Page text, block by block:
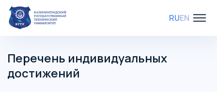
RUEN
Перечень индивидуальных
достижений